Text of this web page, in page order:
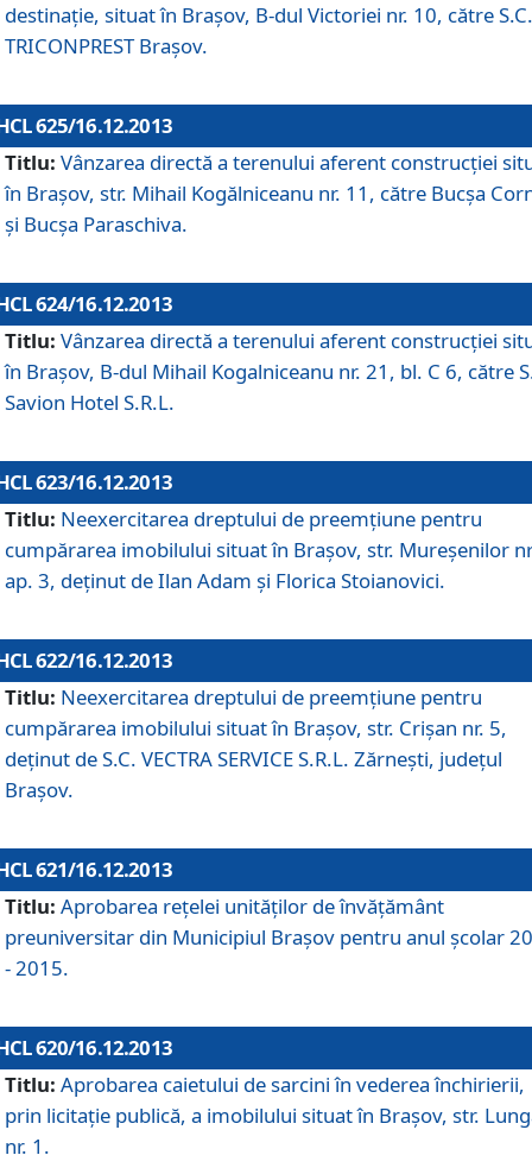
destinaţie, situat în Braşov, B-dul Victoriei nr. 10, către S.C.
TRICONPREST Braşov.
625/16.12.2013
Titlu: Vânzarea directă a terenului aferent construcţiei
în Braşov, str. Mihail Kogălniceanu nr. 11, către Bucşa
şi Bucşa Paraschiva.
624/16.12.2013
Titlu: Vânzarea directă a terenului aferent construcţiei
în Braşov, B-dul Mihail Kogalniceanu nr. 21, bl. C 6, către
Savion Hotel S.R.L.
623/16.12.2013
Titlu: Neexercitarea dreptului de preemţiune pentru
cumpărarea imobilului situat în Braşov, str. Mureşenilor
ap. 3, deţinut de Ilan Adam şi Florica Stoianovici.
622/16.12.2013
Titlu: Neexercitarea dreptului de preemţiune pentru
cumpărarea imobilului situat în Braşov, str. Crişan nr. 5,
deţinut de S.C. VECTRA SERVICE S.R.L. Zărneşti, judeţul
Braşov.
621/16.12.2013
Titlu: Aprobarea reţelei unităţilor de învăţământ
preuniversitar din Municipiul Braşov pentru anul şcolar
- 2015.
620/16.12.2013
Titlu: Aprobarea caietului de sarcini în vederea închirierii,
prin licitaţie publică, a imobilului situat în Braşov, str.
nr. 1.